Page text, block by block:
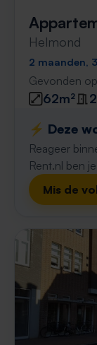
Helmond
2 maanden,
Gevonden
62m²
⚡️ Deze
Reageer
Rent.nl ben
Mis de